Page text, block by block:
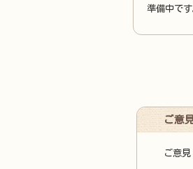
準備中です
ご意
ご意